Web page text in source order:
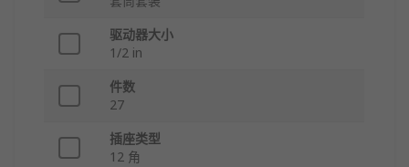
驱动器大小
1/2 in
件数
27
插座类型
12 角